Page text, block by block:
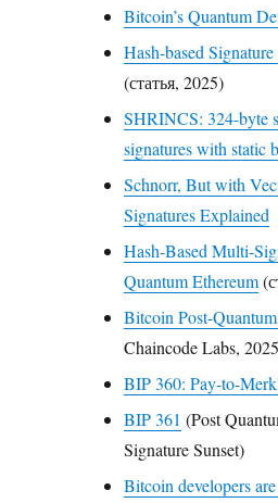
Bitcoin’s Quantum
Hash-based
(статья, 2025)
SHRINCS: 324-byte
signatures with static
Schnorr, But with
Signatures Explained
Hash-Based Multi-
Quantum Ethereum
Bitcoin Post-
Chaincode Labs,
BIP 360: Pay-to-
BIP 361 (Post
Signature Sunset)
Bitcoin developers